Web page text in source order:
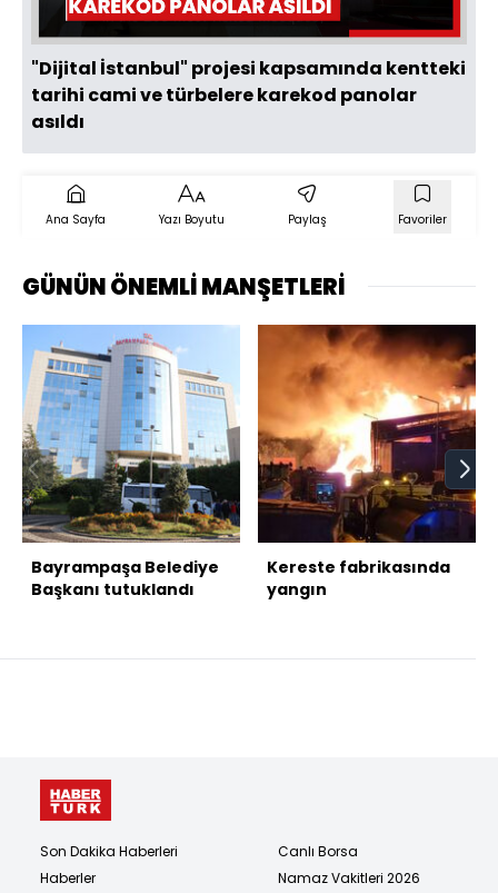
"Dijital İstanbul" projesi kapsamında kentteki
tarihi cami ve türbelere karekod panolar
asıldı
Ana Sayfa Yazı Boyutu Paylaş Favoriler
GÜNÜN ÖNEMLİ MANŞETLERİ
Bayrampaşa Belediye
Başkanı tutuklandı
Kereste fabrikasında
yangın
Son Dakika Haberleri
Haberler
Canlı Borsa
Namaz Vakitleri 2026